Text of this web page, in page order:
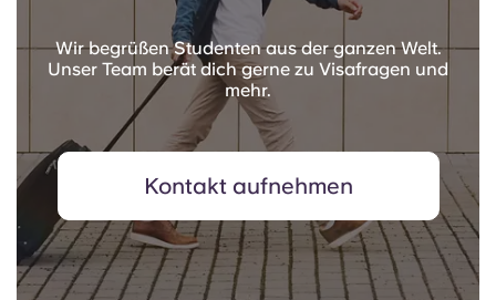
Wir begrüßen Studenten aus der ganzen Welt.
Unser Team berät dich gerne zu Visafragen und
mehr.
Kontakt aufnehmen